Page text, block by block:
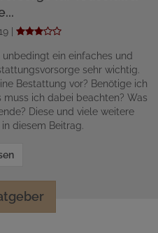
|
ein einfaches und
sehr wichtig.
Bestattung vor? Benötige ich
muss ich dabei beachten? Was
Diese und viele weitere
diesem Beitrag.